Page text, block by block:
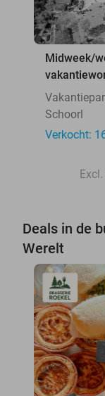
Midweek/
Schoorl
Verkocht:
Deals in de
Werelt